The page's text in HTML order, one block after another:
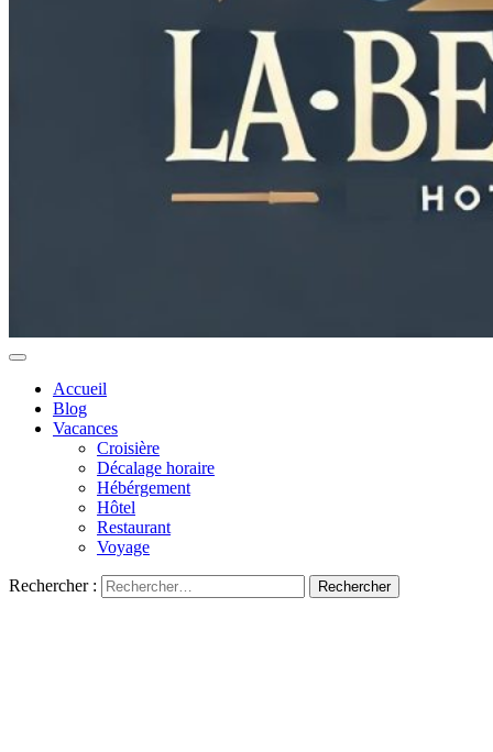
Accueil
Blog
Vacances
Croisière
Décalage horaire
Hébérgement
Hôtel
Restaurant
Voyage
Rechercher :